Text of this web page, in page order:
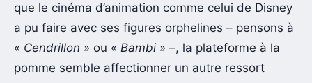
que le cinéma d’animation comme celui de Disney
a pu faire avec ses figures orphelines – pensons à
« Cendrillon » ou « Bambi » –, la plateforme à la
pomme semble affectionner un autre ressort